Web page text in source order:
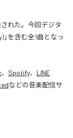
れた。今回デジタ
を含む全1曲となっ
、 Spotify、 LINE
などの音楽配信サ